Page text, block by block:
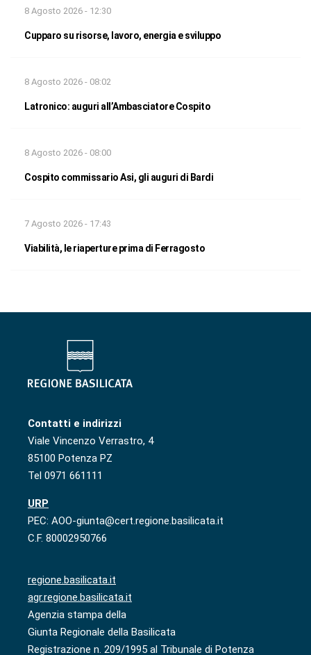
8 Agosto 2026 - 12:30
Cupparo su risorse, lavoro, energia e sviluppo
8 Agosto 2026 - 08:02
Latronico: auguri all’Ambasciatore Cospito
8 Agosto 2026 - 08:00
Cospito commissario Asi, gli auguri di Bardi
7 Agosto 2026 - 17:43
Viabilità, le riaperture prima di Ferragosto
Contatti e indirizzi
Viale Vincenzo Verrastro, 4
85100 Potenza PZ
Tel 0971 661111
URP
PEC: AOO-giunta@cert.regione.basilicata.it
C.F. 80002950766
regione.basilicata.it
agr.regione.basilicata.it
Agenzia stampa della
Giunta Regionale della Basilicata
Registrazione n. 209/1995 al Tribunale di Potenza